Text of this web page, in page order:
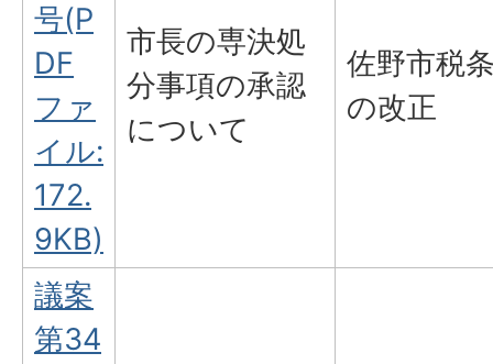
号(P
DF
ファ
イル:
172.
9KB)
市長の専決処
分事項の承認
について
佐野市税
の改正
議案
第34